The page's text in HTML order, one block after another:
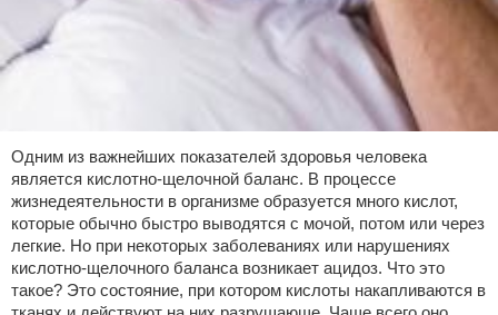
Одним из важнейших показателей здоровья человека
является кислотно-щелочной баланс. В процессе
жизнедеятельности в организме образуется много кислот,
которые обычно быстро выводятся с мочой, потом или через
легкие. Но при некоторых заболеваниях или нарушениях
кислотно-щелочного баланса возникает ацидоз. Что это
такое? Это состояние, при котором кислоты накапливаются в